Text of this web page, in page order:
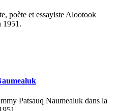
poète et essayiste Alootook
1951.
Patsauq Naumealuk dans la